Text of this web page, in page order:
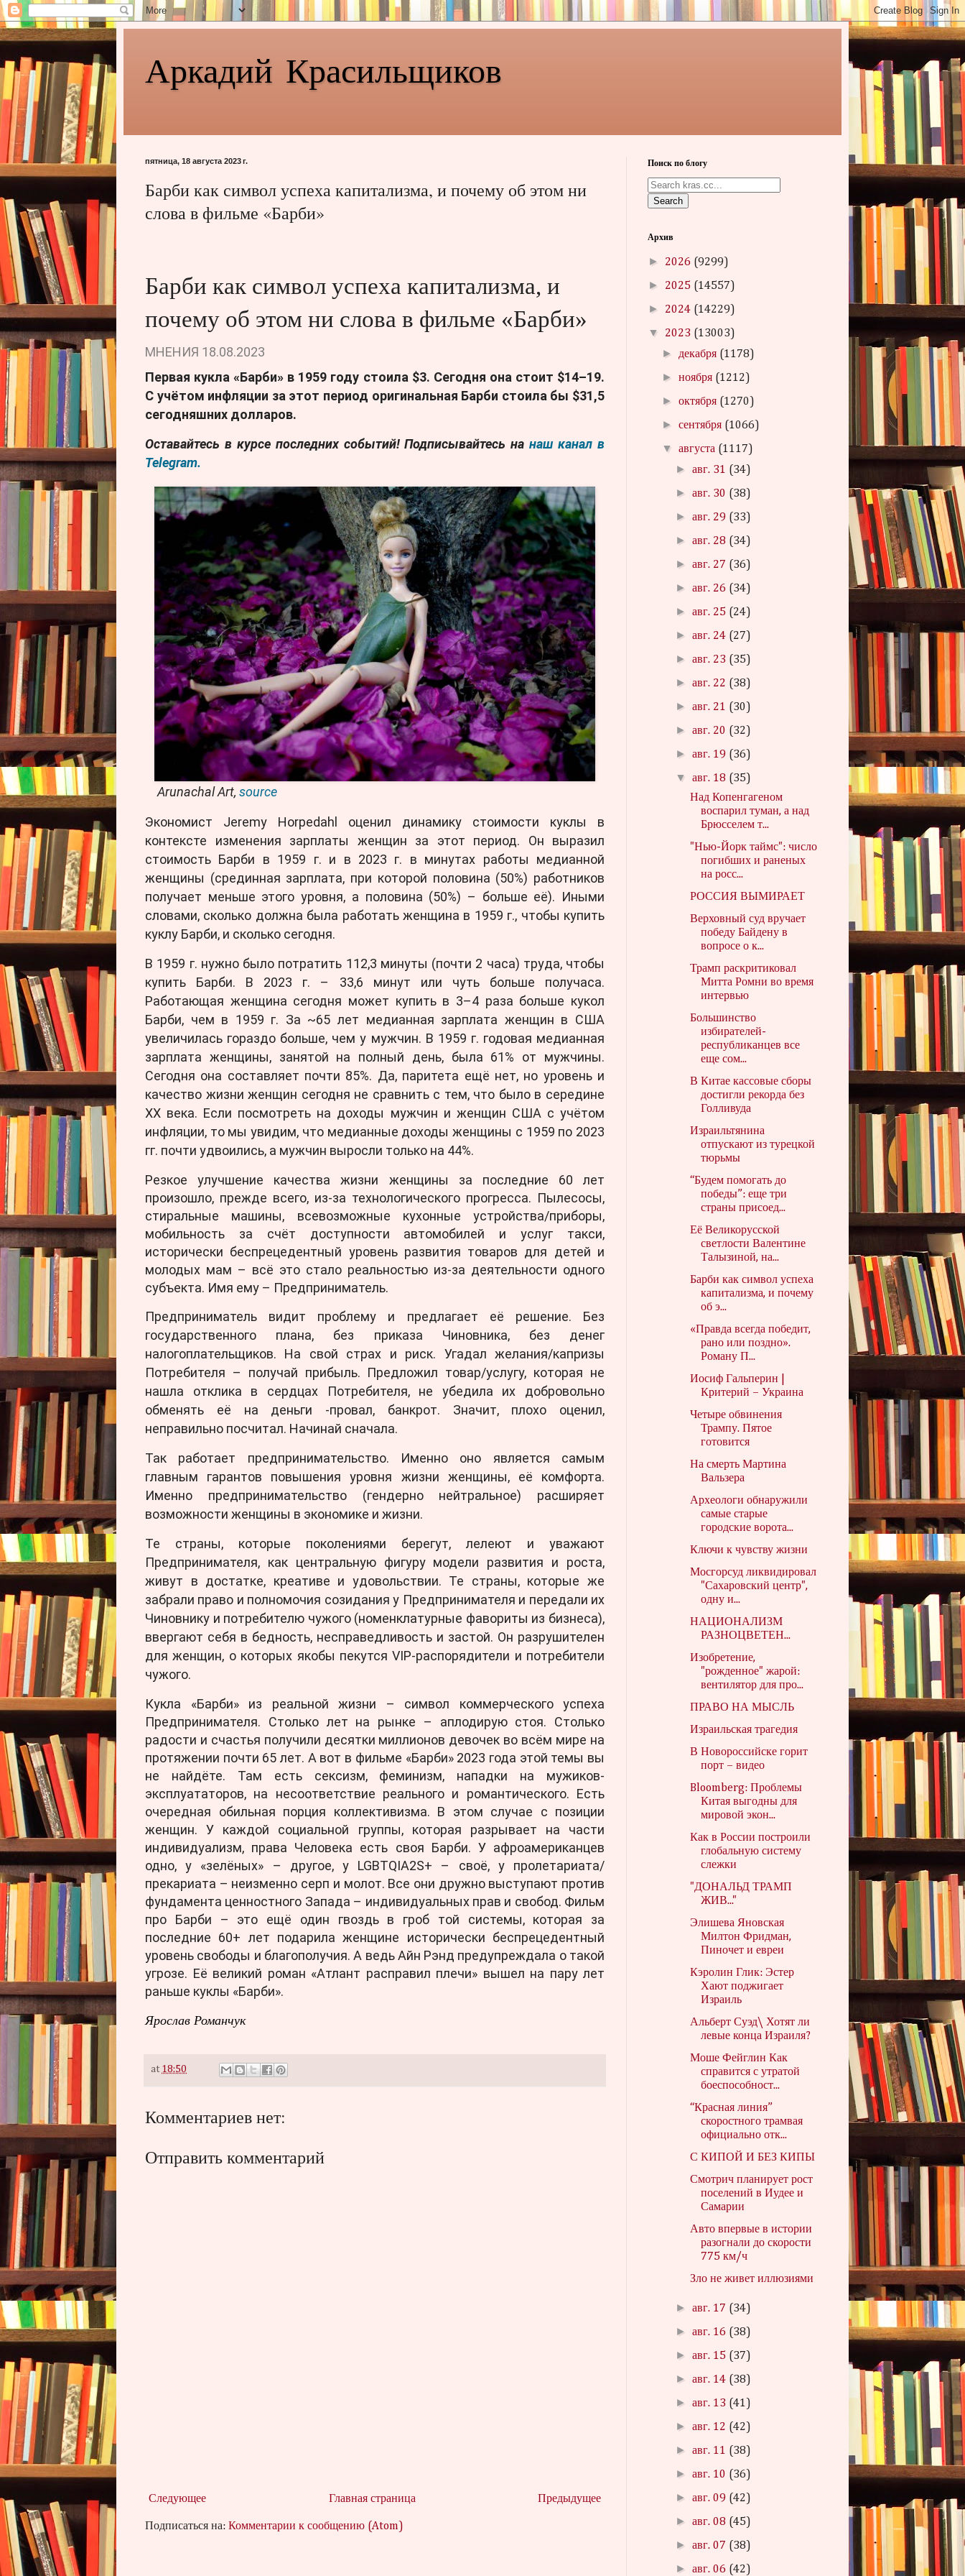
Аркадий Красильщиков
пятница, 18 августа 2023 г.
Барби как символ успеха капитализма, и почему об этом ни
слова в фильме «Барби»
Барби как символ успеха капитализма, и
почему об этом ни слова в фильме «Барби»
МНЕНИЯ 18.08.2023
Первая кукла «Барби» в 1959 году стоила $3. Сегодня она стоит $14–19.
С учётом инфляции за этот период оригинальная Барби стоила бы $31,5
сегодняшних долларов.
Оставайтесь в курсе последних событий! Подписывайтесь нанаш канал в
Telegram.
Arunachal Art, source
Экономист Jeremy Horpedahl оценил динамику стоимости куклы в
контексте изменения зарплаты женщин за этот период. Он выразил
стоимость Барби в 1959 г. и в 2023 г. в минутах работы медианной
женщины (срединная зарплата, при которой половина (50%) работников
получает меньше этого уровня, а половина (50%) – больше её). Иными
словами, сколько должна была работать женщина в 1959 г., чтобы купить
куклу Барби, и сколько сегодня.
В 1959 г. нужно было потратить 112,3 минуты (почти 2 часа) труда, чтобы
купить Барби. В 2023 г. – 33,6 минут или чуть больше получаса.
Работающая женщина сегодня может купить в 3–4 раза больше кукол
Барби, чем в 1959 г. За ~65 лет медианная зарплата женщин в США
увеличилась гораздо больше, чем у мужчин. В 1959 г. годовая медианная
зарплата женщины, занятой на полный день, была 61% от мужчины.
Сегодня она составляет почти 85%. Да, паритета ещё нет, но уровень и
качество жизни женщин сегодня не сравнить с тем, что было в середине
XX века. Если посмотреть на доходы мужчин и женщин США с учётом
инфляции, то мы увидим, что медианные доходы женщины с 1959 по 2023
гг. почти удвоились, а мужчин выросли только на 44%.
Резкое улучшение качества жизни женщины за последние 60 лет
произошло, прежде всего, из-за технологического прогресса. Пылесосы,
стиральные машины, всевозможные кухонные устройства/приборы,
мобильность за счёт доступности автомобилей и услуг такси,
исторически беспрецедентный уровень развития товаров для детей и
молодых мам – всё это стало реальностью из-за деятельности одного
субъекта. Имя ему – Предприниматель.
Предприниматель видит проблему и предлагает её решение. Без
государственного плана, без приказа Чиновника, без денег
налогоплательщиков. На свой страх и риск. Угадал желания/капризы
Потребителя – получай прибыль. Предложил товар/услугу, которая не
нашла отклика в сердцах Потребителя, не убедила их добровольно
обменять её на деньги -провал, банкрот. Значит, плохо оценил,
неправильно посчитал. Начинай сначала.
Так работает предпринимательство. Именно оно является самым
главным гарантов повышения уровня жизни женщины, её комфорта.
Именно предпринимательство (гендерно нейтральное) расширяет
возможности женщины в экономике и жизни.
Те страны, которые поколениями берегут, лелеют и уважают
Предпринимателя, как центральную фигуру модели развития и роста,
живут в достатке, креативе и удовольствии. Те страны, которые же
забрали право и полномочия созидания у Предпринимателя и передали их
Чиновнику и потребителю чужого (номенклатурные фавориты из бизнеса),
ввергают себя в бедность, несправедливость и застой. Он разрушителен
для женщин, о которых якобы пекутся VIP-распорядители и потребители
чужого.
Кукла «Барби» из реальной жизни – символ коммерческого успеха
Предпринимателя. Столько лет на рынке – аплодирую стоя. Столько
радости и счастья получили десятки миллионов девочек во всём мире на
протяжении почти 65 лет. А вот в фильме «Барби» 2023 года этой темы вы
не найдёте. Там есть сексизм, феминизм, нападки на мужиков-
эксплуататоров, на несоответствие реального и романтического. Есть
очередная обильная порция коллективизма. В этом случае с позиции
женщин. У каждой социальной группы, которая разрывает на части
индивидуализм, права Человека есть своя Барби. У афроамериканцев
одно, у «зелёных» – другое, у LGBTQIA2S+ – своё, у пролетариата/
прекариата – неизменно серп и молот. Все они дружно выступают против
фундамента ценностного Запада – индивидуальных прав и свобод. Фильм
про Барби – это ещё один гвоздь в гроб той системы, которая за
последние 60+ лет подарила женщине исторически беспрецедентный
уровень свободы и благополучия. А ведь Айн Рэнд предупреждала о такой
угрозе. Её великий роман «Атлант расправил плечи» вышел на пару лет
раньше куклы «Барби».
Ярослав Романчук
at 18:50
Комментариев нет:
Отправить комментарий
Следующее Предыдущее
Главная страница
Подписаться на: Комментарии к сообщению (Atom)
Поиск по блогу
Search
Архив
► 2026 (9299)
► 2025 (14557)
► 2024 (14229)
▼ 2023 (13003)
► декабря (1178)
►ноября (1212)
►октября (1270)
►сентября (1066)
▼августа (1117)
►авг. 31 (34)
►авг. 30 (38)
►авг. 29 (33)
►авг. 28 (34)
►авг. 27 (36)
►авг. 26 (34)
►авг. 25 (24)
►авг. 24 (27)
►авг. 23 (35)
►авг. 22 (38)
►авг. 21 (30)
►авг. 20 (32)
►авг. 19 (36)
▼авг. 18 (35)
Над Копенгагеном
воспарил туман, а над
Брюсселем т...
"Нью-Йорк таймс": число
погибших и раненых
на росс...
РОССИЯ ВЫМИРАЕТ
Верховный суд вручает
победу Байдену в
вопросе о к...
Трамп раскритиковал
Митта Ромни во время
интервью
Большинство
избирателей-
республиканцев все
еще сом...
В Китае кассовые сборы
достигли рекорда без
Голливуда
Израильтянина
отпускают из турецкой
тюрьмы
“Будем помогать до
победы”: еще три
страны присоед...
Её Великорусской
светлости Валентине
Талызиной, на...
Барби как символ успеха
капитализма, и почему
об э...
«Правда всегда победит,
рано или поздно».
Роману П...
Иосиф Гальперин |
Критерий – Украина
Четыре обвинения
Трампу. Пятое
готовится
На смерть Мартина
Вальзера
Археологи обнаружили
самые старые
городские ворота...
Ключи к чувству жизни
Мосгорсуд ликвидировал
"Сахаровский центр",
одну и...
НАЦИОНАЛИЗМ
РАЗНОЦВЕТЕН...
Изобретение,
"рожденное" жарой:
вентилятор для про...
ПРАВО НА МЫСЛЬ
Израильская трагедия
В Новороссийске горит
порт – видео
Bloomberg: Проблемы
Китая выгодны для
мировой экон...
Как в России построили
глобальную систему
слежки
"ДОНАЛЬД ТРАМП
ЖИВ..."
Элишева Яновская
Милтон Фридман,
Пиночет и евреи
Кэролин Глик: Эстер
Хают поджигает
Израиль
Альберт Суэд\ Хотят ли
левые конца Израиля?
Моше Фейглин Как
справится с утратой
боеспособност...
“Красная линия”
скоростного трамвая
официально отк...
С КИПОЙ И БЕЗ КИПЫ
Смотрич планирует рост
поселений в Иудее и
Самарии
Авто впервые в истории
разогнали до скорости
775 км/ч
Зло не живет иллюзиями
►авг. 17 (34)
►авг. 16 (38)
►авг. 15 (37)
►авг. 14 (38)
►авг. 13 (41)
►авг. 12 (42)
►авг. 11 (38)
►авг. 10 (36)
►авг. 09 (42)
►авг. 08 (45)
►авг. 07 (38)
►авг. 06 (42)